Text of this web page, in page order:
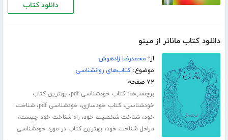
دانلود کتاب
دانلود کتاب ماناتر از مینو
از: محمدرضا زادهوش
موضوع:کتاب‌های روانشناسی
۷۲ صفحه
برچسب‌ها:کتاب خودشناسی pdf ،بهترین کتاب
خودشناسی،کتاب خودسازی، خودشناسی pdf ،شناخت
خود،شناخت شخصیت خود،راه شناخت خود چیست،
مراحل شناخت خود،بهترین کتاب در مورد خودشناسی